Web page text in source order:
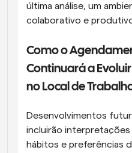
última análise, um
colaborativo e
Como o
Continuará a
no Local de
Desenvolvimentos
incluirão interpretações
hábitos e preferências